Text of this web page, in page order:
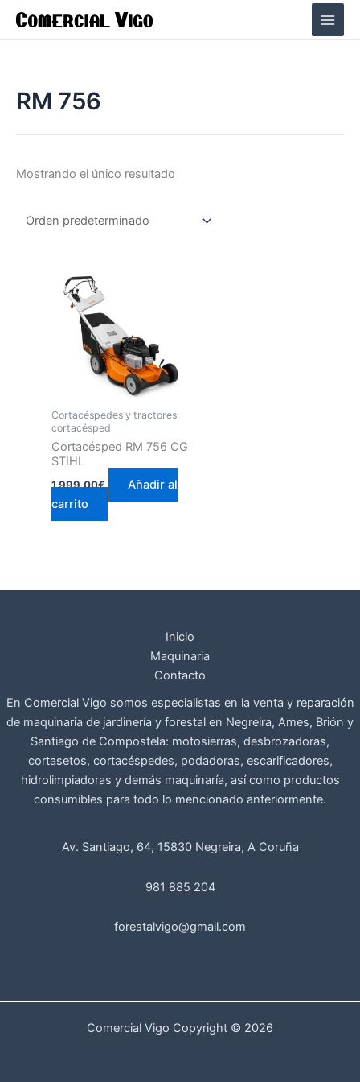
RM 756
Mostrando el único resultado
Cortacéspedes y tractores
cortacésped
Cortacésped RM 756 CG
STIHL
1.999,00€
Añadir al
carrito
Inicio
Maquinaria
Contacto
En Comercial Vigo somos especialistas en la venta y reparación
de maquinaria de jardinería y forestal en Negreira, Ames, Brión y
Santiago de Compostela: motosierras, desbrozadoras,
cortasetos, cortacéspedes, podadoras, escarificadores,
hidrolimpiadoras y demás maquinaría, así como productos
consumibles para todo lo mencionado anteriormente.
Av. Santiago, 64, 15830 Negreira, A Coruña
981 885 204
forestalvigo@gmail.com
Comercial Vigo Copyright © 2026